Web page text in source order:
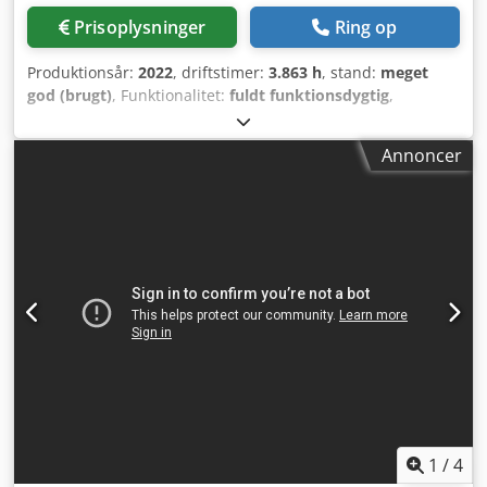
udviklingscentret. Maskinerne vil blive transporteret til
Europa for ejerens regning og kan afhentes i en havn eller
Eogxowa Detaljerne for en optimal transport skal afklares.
Maskinens pris er eksklusive emballage på palle.
Prisoplysninger Ring op
Produktionsår: 2022, driftstimer: 3.863 h, stand: meget
god (brugt), Funktionalitet: fuldt funktionsdygtig,
006682
kunde tilbyder vi hermed et næsten nyt OI-
sorteringsanlæg. Denne installation kan afprøves i drift
papir 0090 Styreskab inkluderet Dedjwq D Dnspfx Agxewa
Kun 3863 driftstimer Efter aftale med kunden og Bollegraaf
kan der eventuelt gives garanti under visse betingelser. Se
Annoncer
1 /4